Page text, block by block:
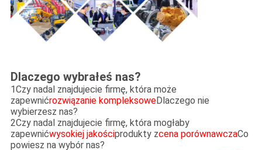
Dlaczego wybrałeś nas?
1Czy nadal znajdujecie firmę, która może
zapewnićrozwiązanie kompleksoweDlaczego nie
wybierzesz nas?
2Czy nadal znajdujecie firmę, która mogłaby
zapewnićwysokiej jakościprodukty zcena porównawczaCo
powiesz na wybór nas?